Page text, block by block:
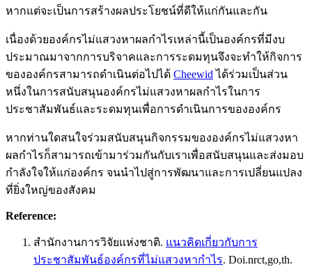
หากแต่จะเป็นการสร้างผลประโยชน์ที่ดีให้แก่กันและกัน
เนื่องด้วยองค์กรไม่แสวงหาผลกำไรเหล่านี้เป็นองค์กรที่มีงบ
ประมาณมาจากการบริจาคและการระดมทุนจึงจะทำให้กิจการ
ขององค์กรสามารถดำเนินต่อไปได้ Cheewid ได้ร่วมเป็นส่วน
หนึ่งในการสนับสนุนองค์กรไม่แสวงหาผลกำไรในการ
ประชาสัมพันธ์และระดมทุนเพื่อการดำเนินการขององค์กร
หากท่านใดสนใจร่วมสนับสนุนกิจกรรมขององค์กรไม่แสวงหา
ผลกำไรก็สามารถเข้ามาร่วมกันกับเราเพื่อสนับสนุนและส่งมอบ
กำลังใจให้แก่องค์กร จนนำไปสู่การพัฒนาและการเปลี่ยนแปลง
ที่ยิ่งใหญ่ของสังคม
Reference:
สำนักงานการวิจัยแห่งชาติ. แนวคิดเกี่ยวกับการ
ประชาสัมพันธ์องค์กรที่ไม่แสวงหากำไร. Doi.nrct,go,th.